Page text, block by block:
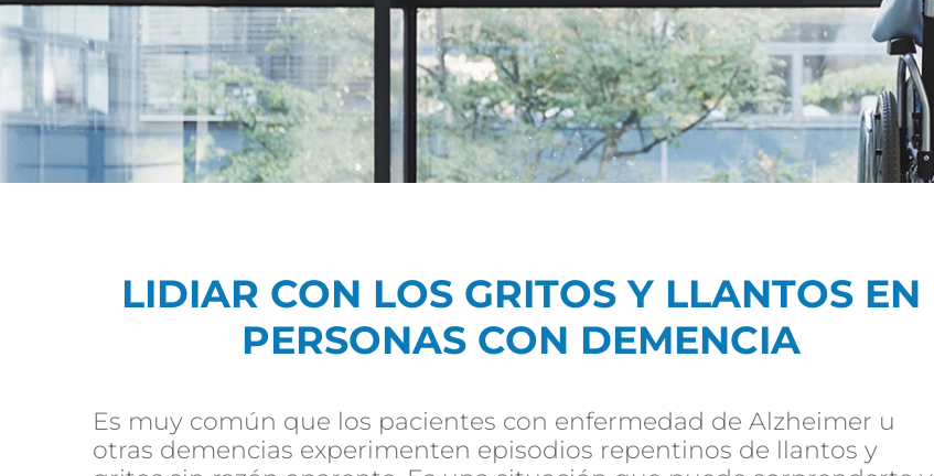
LIDIAR CON LOS GRITOS Y LLANTOS EN
PERSONAS CON DEMENCIA
Es muy común que los pacientes con enfermedad de Alzheimer u
otras demencias experimenten episodios repentinos de llantos y